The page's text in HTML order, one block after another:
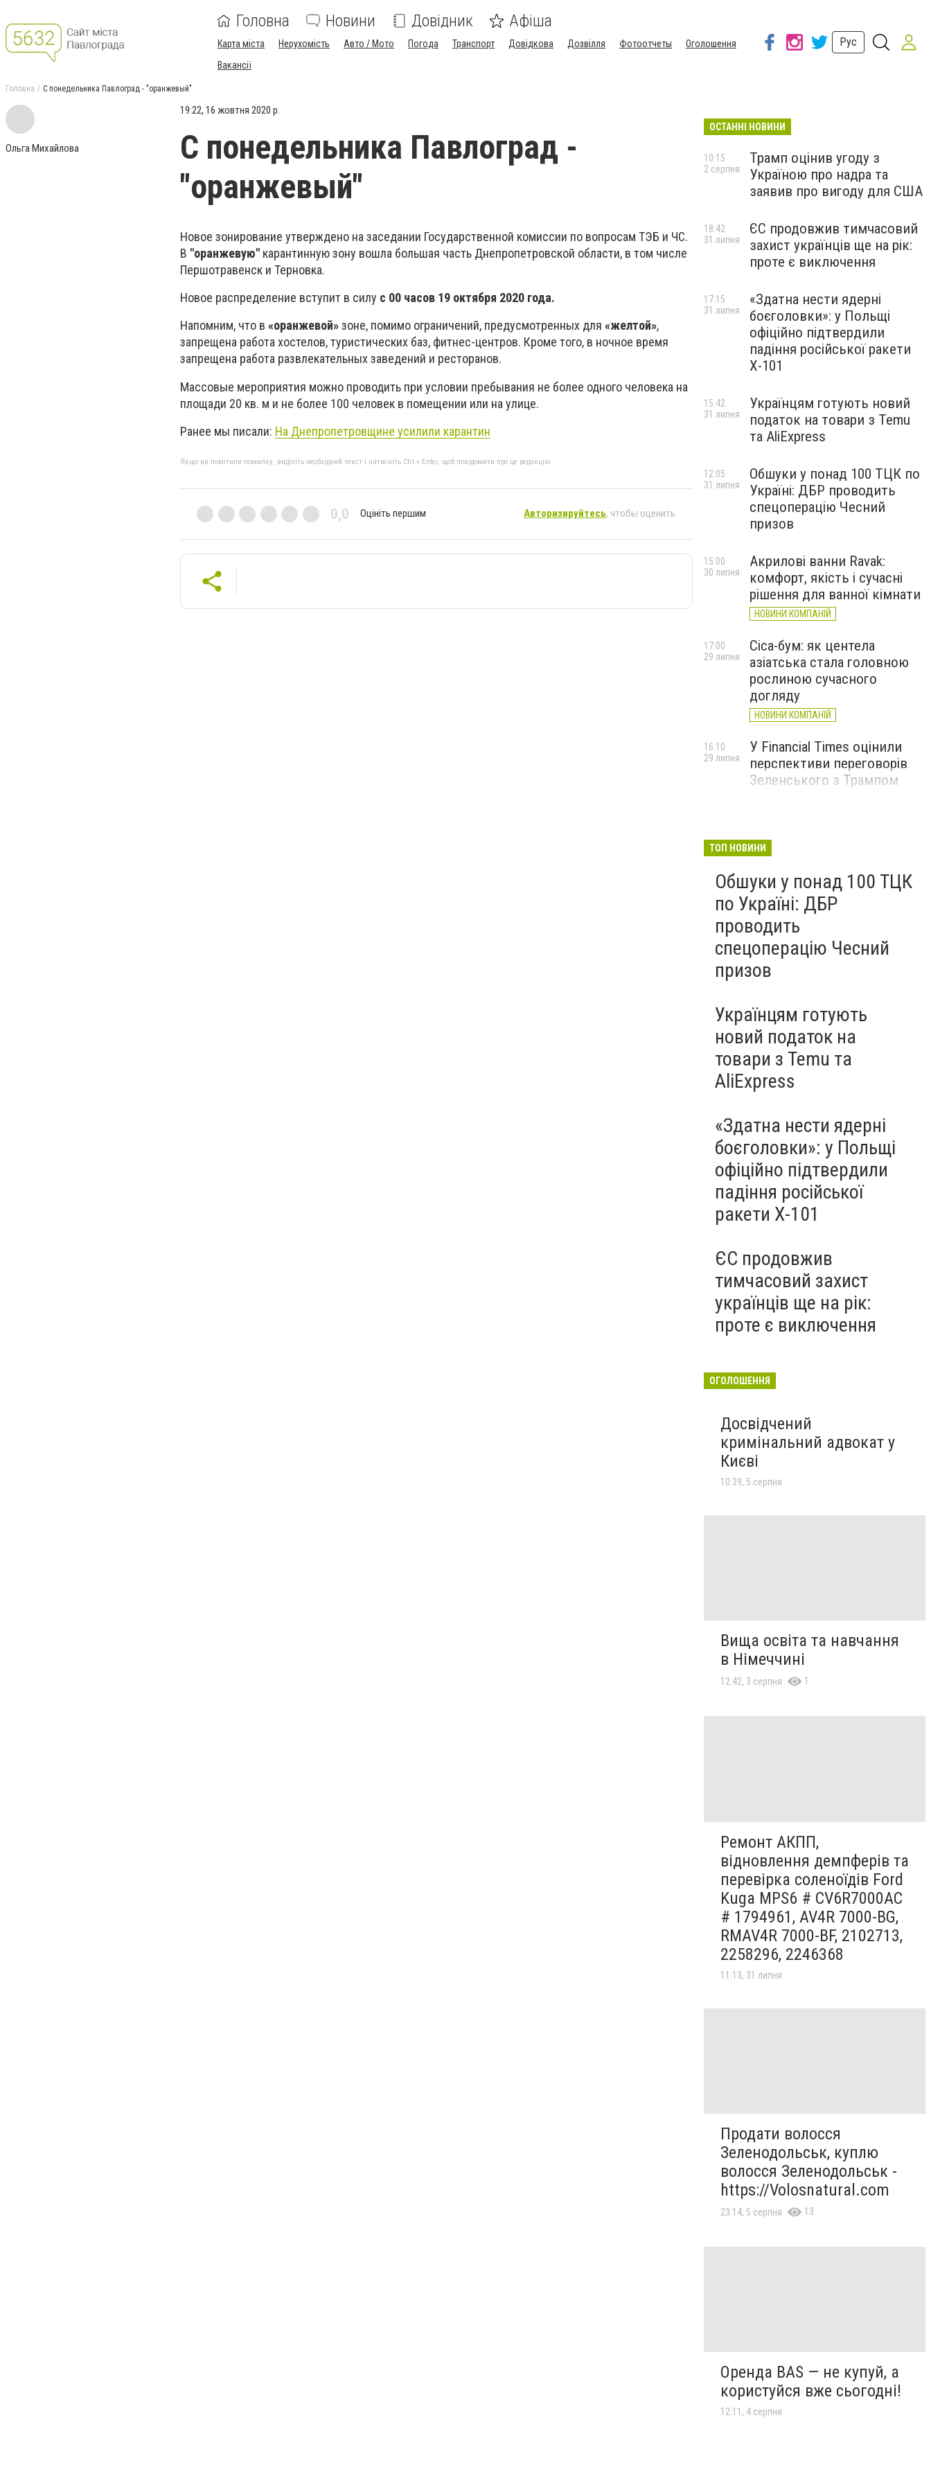
Головна Новини Довідник Афіша
Карта міста Нерухомість Авто / Мото Погода Транспорт Довідкова Дозвілля Фотоотчеты
Оголошення
Вакансії
Рус
Головна С понедельника Павлоград - "оранжевый"
Ольга Михайлова
19:22, 16 жовтня 2020 р.
С понедельника Павлоград -
"оранжевый"
Новое зонирование утверждено на заседании Государственной комиссии по вопросам ТЭБ и ЧС.
В "оранжевую" карантинную зону вошла большая часть Днепропетровской области, в том числе
Першотравенск и Терновка.
Новое распределение вступит в силу с 00 часов 19 октября 2020 года.
Напомним, что в «оранжевой»зоне, помимо ограничений, предусмотренных для «желтой»,
запрещена работа хостелов, туристических баз, фитнес-центров. Кроме того, в ночное время
запрещена работа развлекательных заведений и ресторанов.
Массовые мероприятия можно проводить при условии пребывания не более одного человека на
площади 20 кв. м и не более 100 человек в помещении или на улице.
Ранее мы писали: На Днепропетровщине усилили карантин
Якщо ви помітили помилку, виділіть необхідний текст і натисніть Ctrl + Enter, щоб повідомити про це редакцію
0,0 Оцініть першим Авторизируйтесь, чтобы оценить
ОСТАННІ НОВИНИ
Трамп оцінив угоду з
Україною про надра та
заявив про вигоду для США
10:15
2 серпня
ЄС продовжив тимчасовий
захист українців ще на рік:
проте є виключення
18:42
31 липня
«Здатна нести ядерні
боєголовки»: у Польщі
офіційно підтвердили
падіння російської ракети
Х-101
17:15
31 липня
Українцям готують новий
податок на товари з Temu
та AliExpress
15:42
31 липня
Обшуки у понад 100 ТЦК по
Україні: ДБР проводить
спецоперацію Чесний
призов
12:05
31 липня
Акрилові ванни Ravak:
комфорт, якість і сучасні
рішення для ванної кімнати
НОВИНИ КОМПАНІЙ
15:00
30 липня
Cica-бум: як центела
азіатська стала головною
рослиною сучасного
догляду
НОВИНИ КОМПАНІЙ
17:00
29 липня
У Financial Times оцінили
перспективи переговорів
Зеленського з Трампом
16:10
29 липня
ТОП НОВИНИ
Обшуки у понад 100 ТЦК
по Україні: ДБР
проводить
спецоперацію Чесний
призов
Українцям готують
новий податок на
товари з Temu та
AliExpress
«Здатна нести ядерні
боєголовки»: у Польщі
офіційно підтвердили
падіння російської
ракети Х-101
ЄС продовжив
тимчасовий захист
українців ще на рік:
проте є виключення
ОГОЛОШЕННЯ
Досвідчений
кримінальний адвокат у
Києві
10:39, 5 серпня
Вища освіта та навчання
в Німеччині
12:42, 3 серпня 1
Ремонт АКПП,
відновлення демпферів та
перевірка соленоїдів Ford
Kuga MPS6 # CV6R7000AC
# 1794961, AV4R 7000-BG,
RMAV4R 7000-BF, 2102713,
2258296, 2246368
11:13, 31 липня
Продати волосся
Зеленодольськ, куплю
волосся Зеленодольськ -
https://Volosnatural.com
23:14, 5 серпня 13
Оренда BAS — не купуй, а
користуйся вже сьогодні!
12:11, 4 серпня